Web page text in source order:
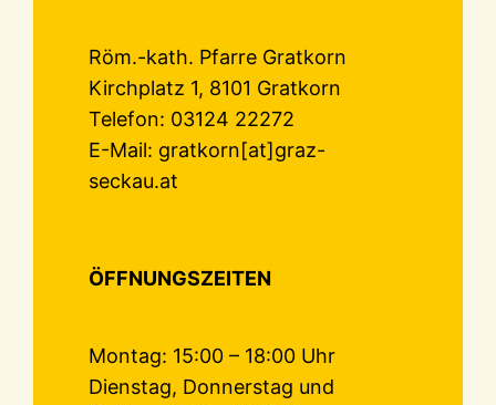
Röm.-kath. Pfarre Gratkorn
Kirchplatz 1, 8101 Gratkorn
Telefon: 03124 22272
E-Mail: gratkorn[at]graz-
seckau.at
ÖFFNUNGSZEITEN
Montag: 15:00 – 18:00 Uhr
Dienstag, Donnerstag und